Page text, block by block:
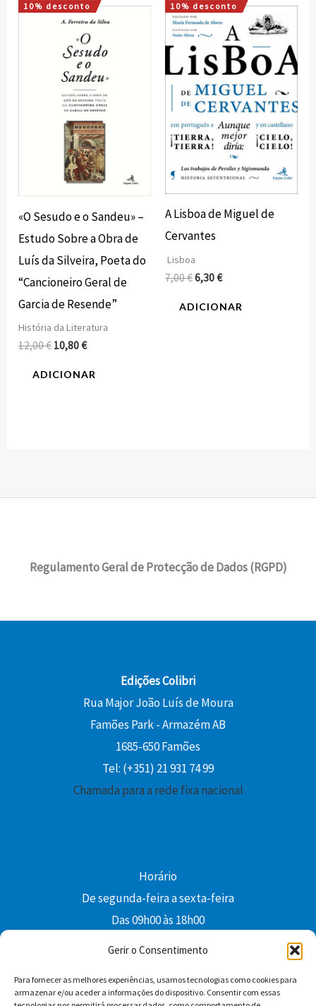
Gerir o Consentimento
Para fornecer as melhores experiências, usamos tecnologias como cookies para
armazenar e/ou aceder a informações do dispositivo. Consentir com essas
10% desconto
«O Sesudo e o Sandeu» –
Estudo Sobre a Obra de
Luís da Silveira, Poeta do
“Cancioneiro Geral de
Garcia de Resende”
História da Literatura
12,00€
O
preço
original
era:
12,00 €.
10,80€
O
preço
atual
é:
10,80 €.
ADICIONAR
10% desconto
A Lisboa de Miguel de
Cervantes
Lisboa
7,00€
O
preço
original
era:
7,00 €.
6,30€
O
preço
atual
é:
6,30 €.
ADICIONAR
Regulamento Geral de Protecção de Dados (RGPD)
Edições Colibri
Rua Major João Luís de Moura
Famões Park - Armazém AB
1685-650 Famões
Tel: (+351) 21 931 74 99
Chamada para a rede fixa nacional
Horário
De segunda-feira a sexta-feira
Das 09h00 às 18h00
Facebook YouTube Instagram Whatsapp